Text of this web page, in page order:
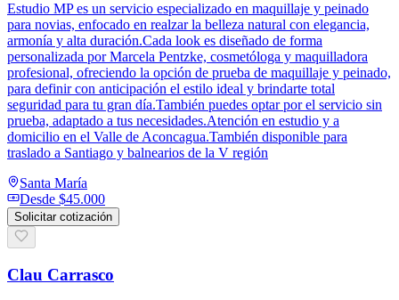
Estudio MP es un servicio especializado en maquillaje y peinado
para novias, enfocado en realzar la belleza natural con elegancia,
armonía y alta duración.Cada look es diseñado de forma
personalizada por Marcela Pentzke, cosmetóloga y maquilladora
profesional, ofreciendo la opción de prueba de maquillaje y peinado,
para definir con anticipación el estilo ideal y brindarte total
seguridad para tu gran día.También puedes optar por el servicio sin
prueba, adaptado a tus necesidades.Atención en estudio y a
domicilio en el Valle de Aconcagua.También disponible para
traslado a Santiago y balnearios de la V región
Santa María
Desde $45.000
Solicitar cotización
Clau Carrasco